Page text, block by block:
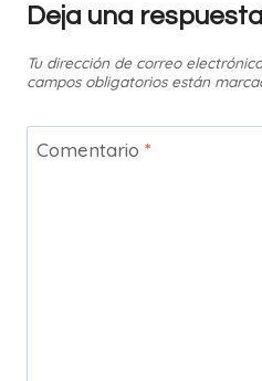
Deja una respuesta
Tu dirección de correo
campos obligatorios están
Comentario *